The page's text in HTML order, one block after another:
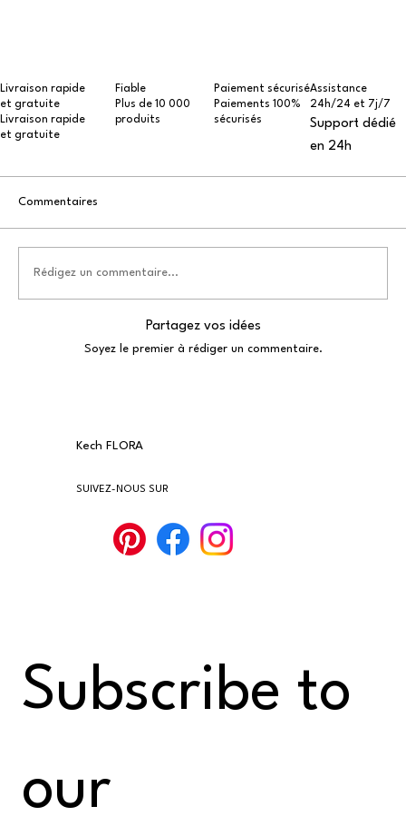
Livraison rapide
et gratuite
Livraison rapide
et gratuite
Fiable
Plus de 10 000
produits
Paiement sécurisé
Paiements 100%
sécurisés
Assistance
24h/24 et 7j/7
Support dédié
en 24h
Commentaires
Rédigez un commentaire...
Partagez vos idées
Soyez le premier à rédiger un commentaire.
Kech FLORA
SUIVEZ-NOUS SUR
Subscribe to
our